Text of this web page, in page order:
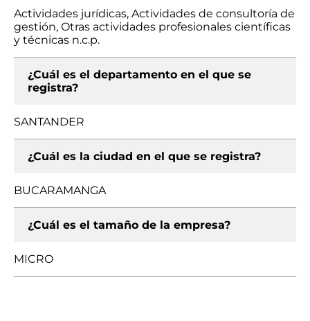
Actividades jurídicas, Actividades de consultoría de
gestión, Otras actividades profesionales científicas
y técnicas n.c.p.
¿Cuál es el departamento en el que se
registra?
SANTANDER
¿Cuál es la ciudad en el que se registra?
BUCARAMANGA
¿Cuál es el tamaño de la empresa?
MICRO